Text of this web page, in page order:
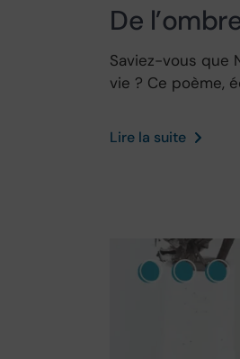
De
Saviez-vous que
vie ? Ce poème,
Lire la suite